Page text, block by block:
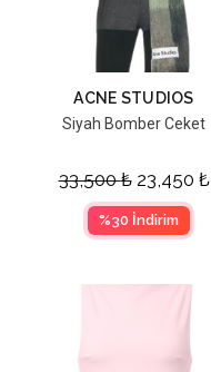
ACNE STUDIOS
Siyah Bomber Ceket
33,500₺ 23,450 ₺
%30 İndirim